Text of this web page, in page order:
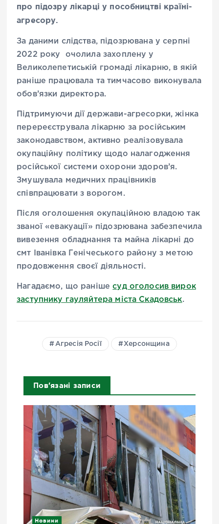
про підозру лікарці у пособництві країні-
агресору.
За даними слідства, підозрювана у серпні
2022 року очолила захоплену у
Великолепетиській громаді лікарню, в якій
раніше працювала та тимчасово виконувала
обов’язки директора.
Підтримуючи дії держави-агресорки, жінка
перереєструвала лікарню за російським
законодавством, активно реалізовувала
окупаційну політику щодо налагодження
російської системи охорони здоров’я.
Змушувала медичних працівників
співпрацювати з ворогом.
Після оголошення окупаційною владою так
званої «евакуації» підозрювана забезпечила
вивезення обладнання та майна лікарні до
смт Іванівка Генічеського району з метою
продовження своєї діяльності.
Нагадаємо, що ранішесуд оголосив вирок
заступнику гауляйтера міста Скадовськ.
Агресія Росії Херсонщина
Пов'язані записи
Новини